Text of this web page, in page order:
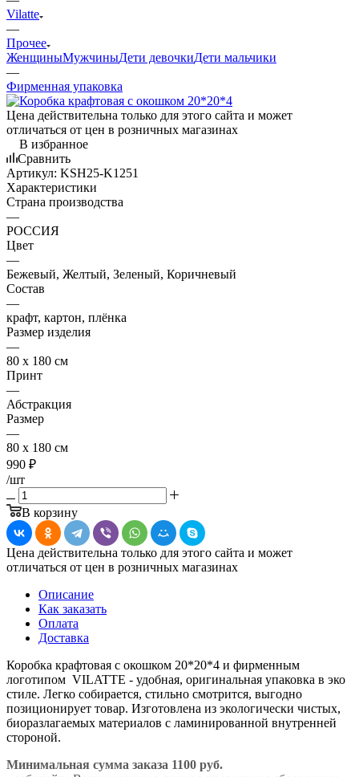
Vilatte
—
Прочее
ЖенщиныМужчиныДети девочкиДети мальчики
—
Фирменная упаковка
Цена действительна только для этого сайта и может
отличаться от цен в розничных магазинах
В избранное
Сравнить
Артикул: KSH25-K1251
Характеристики
Страна производства
—
РОССИЯ
Цвет
—
Бежевый, Желтый, Зеленый, Коричневый
Состав
—
крафт, картон, плёнка
Размер изделия
—
80 x 180 см
Принт
—
Абстракция
Размер
—
80 x 180 см
990 ₽
/шт
В корзину
Цена действительна только для этого сайта и может
отличаться от цен в розничных магазинах
Описание
Как заказать
Оплата
Доставка
Коробка крафтовая с окошком 20*20*4 и фирменным
логотипом VILATTE - удобная, оригинальная упаковка в эко
стиле. Легко собирается, стильно смотрится, выгодно
позиционирует товар. Изготовлена из экологически чистых,
биоразлагаемых материалов с ламинированной внутренней
стороной.
Минимальная сумма заказа 1100 руб.